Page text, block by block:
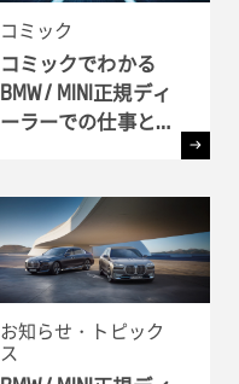
コミック
コミックでわかる
BMW / MINI正規ディ
ーラーでの仕事とキ
お知らせ・トピック
ス